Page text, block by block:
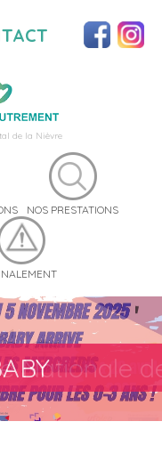
de la Nièvre
NOS PRESTATIONS
Nationale
Santé